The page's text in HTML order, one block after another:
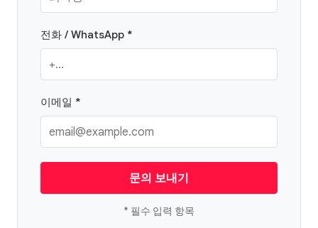
전화 / WhatsApp *
이메일 *
문의 보내기
* 필수 입력 항목